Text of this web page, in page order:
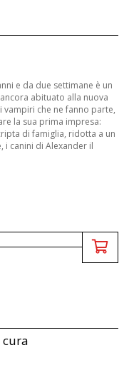
e da due settimane è un
abituato alla nuova
vampiri che ne fanno parte,
la sua prima impresa:
di famiglia, ridotta a un
i canini di Alexander il